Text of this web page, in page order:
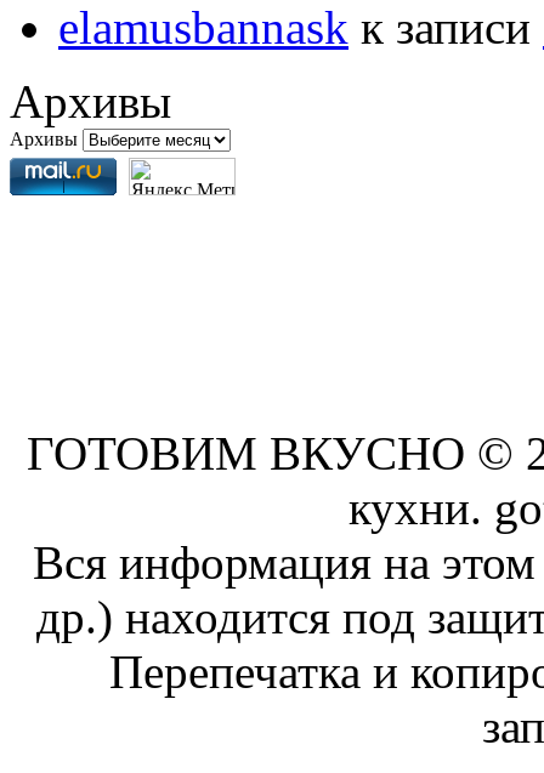
elamusbannask к записи
Архивы
Архивы
ГОТОВИМ ВКУСНО ©
кухни.
Вся информация на
др.) находится под
Перепечатка и